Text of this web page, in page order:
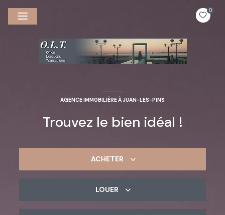
0
AGENCE IMMOBILIÈRE À JUAN-LES-PINS
Trouvez le bien idéal !
ACHETER
LOUER